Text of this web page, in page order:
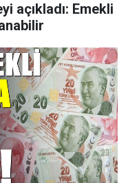
açıkladı: Emekli